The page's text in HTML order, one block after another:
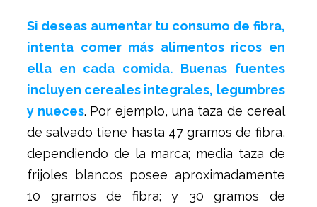
Si deseas aumentar tu consumo de fibra,
intenta comer más alimentos ricos en
ella en cada comida. Buenas fuentes
incluyen cereales integrales, legumbres
y nueces. Por ejemplo, una taza de cereal
de salvado tiene hasta 47 gramos de fibra,
dependiendo de la marca; media taza de
frijoles blancos posee aproximadamente
10 gramos de fibra; y 30 gramos de